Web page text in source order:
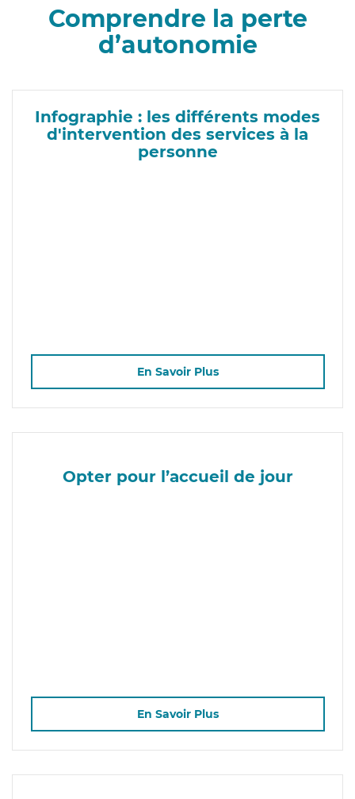
Comprendre la perte
d’autonomie
Infographie : les différents modes
d'intervention des services à la
personne
En Savoir Plus
Opter pour l’accueil de jour
En Savoir Plus